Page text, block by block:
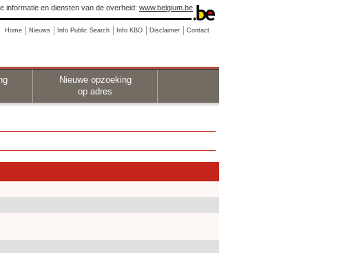
informatie en diensten van de overheid: www.belgium.be
Home Nieuws Info Public Search Info KBO Disclaimer Contact
Nieuwe opzoeking
op adres